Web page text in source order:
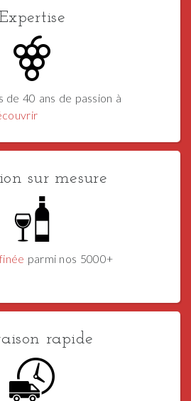
Expertise
de 40 ans de passion à
sur mesure
parmi nos 5000+
rapide